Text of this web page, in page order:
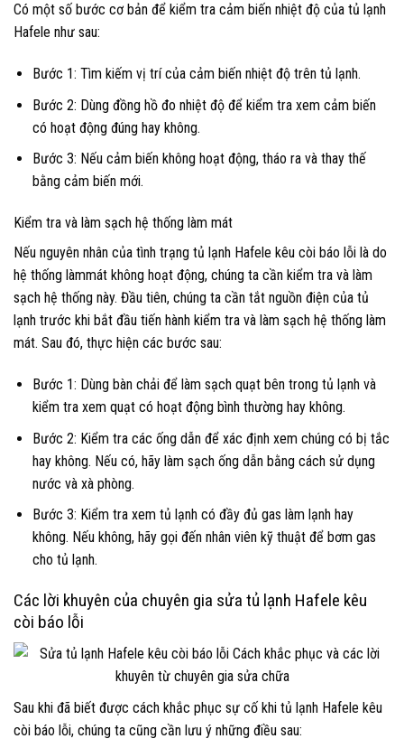
Có một số bước cơ bản để kiểm tra cảm biến nhiệt độ của tủ lạnh
Hafele như sau:
Bước 1: Tìm kiếm vị trí của cảm biến nhiệt độ trên tủ lạnh.
Bước 2: Dùng đồng hồ đo nhiệt độ để kiểm tra xem cảm biến
có hoạt động đúng hay không.
Bước 3: Nếu cảm biến không hoạt động, tháo ra và thay thế
bằng cảm biến mới.
Kiểm tra và làm sạch hệ thống làm mát
Nếu nguyên nhân của tình trạng tủ lạnh Hafele kêu còi báo lỗi là do
hệ thống làmmát không hoạt động, chúng ta cần kiểm tra và làm
sạch hệ thống này. Đầu tiên, chúng ta cần tắt nguồn điện của tủ
lạnh trước khi bắt đầu tiến hành kiểm tra và làm sạch hệ thống làm
mát. Sau đó, thực hiện các bước sau:
Bước 1: Dùng bàn chải để làm sạch quạt bên trong tủ lạnh và
kiểm tra xem quạt có hoạt động bình thường hay không.
Bước 2: Kiểm tra các ống dẫn để xác định xem chúng có bị tắc
hay không. Nếu có, hãy làm sạch ống dẫn bằng cách sử dụng
nước và xà phòng.
Bước 3: Kiểm tra xem tủ lạnh có đầy đủ gas làm lạnh hay
không. Nếu không, hãy gọi đến nhân viên kỹ thuật để bơm gas
cho tủ lạnh.
Các lời khuyên của chuyên gia sửa tủ lạnh Hafele kêu
còi báo lỗi
Sau khi đã biết được cách khắc phục sự cố khi tủ lạnh Hafele kêu
còi báo lỗi, chúng ta cũng cần lưu ý những điều sau: